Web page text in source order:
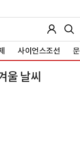
사이언스조선
울 날씨